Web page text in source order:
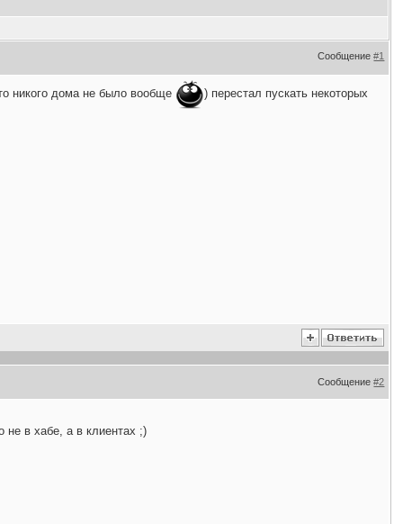
Сообщение#1
никого дома не было вообще
) перестал пускать некоторых
Сообщение#2
в хабе, а в клиентах ;)